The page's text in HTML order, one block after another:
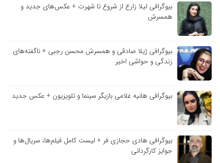
بیوگرافی لیلا زارع از شروع تا شهرت + عکس‌های جدید و
همسرش
بیوگرافی ژیلا صادقی و همسرش محسن رجبی + ناگفته‌های
زندگی و حواشی اخیر
بیوگرافی هانیه غلامی بازیگر سینما و تلویزیون + عکس جدید
بیوگرافی هادی حجازی فر + لیست کامل فیلم‌ها، سریال‌ها و
جوایز کارگردانی